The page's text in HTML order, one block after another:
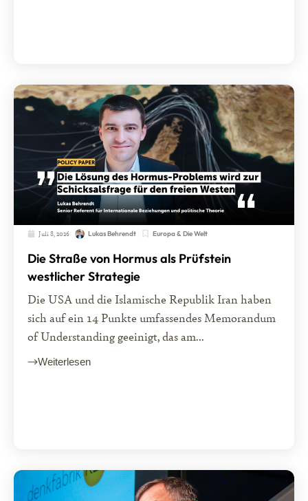
Juli 8, 2026 Lukas Behrendt Europa & Die Welt
Die Straße von Hormus als Prüfstein
westlicher Strategie
Die USA und die Islamische Republik Iran haben
sich auf ein 14 Punkte umfassendes Memorandum
of Understanding geeinigt, das am...
Weiterlesen